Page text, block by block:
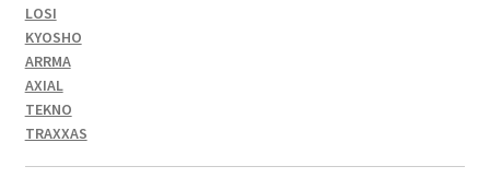
LOSI
KYOSHO
ARRMA
AXIAL
TEKNO
TRAXXAS